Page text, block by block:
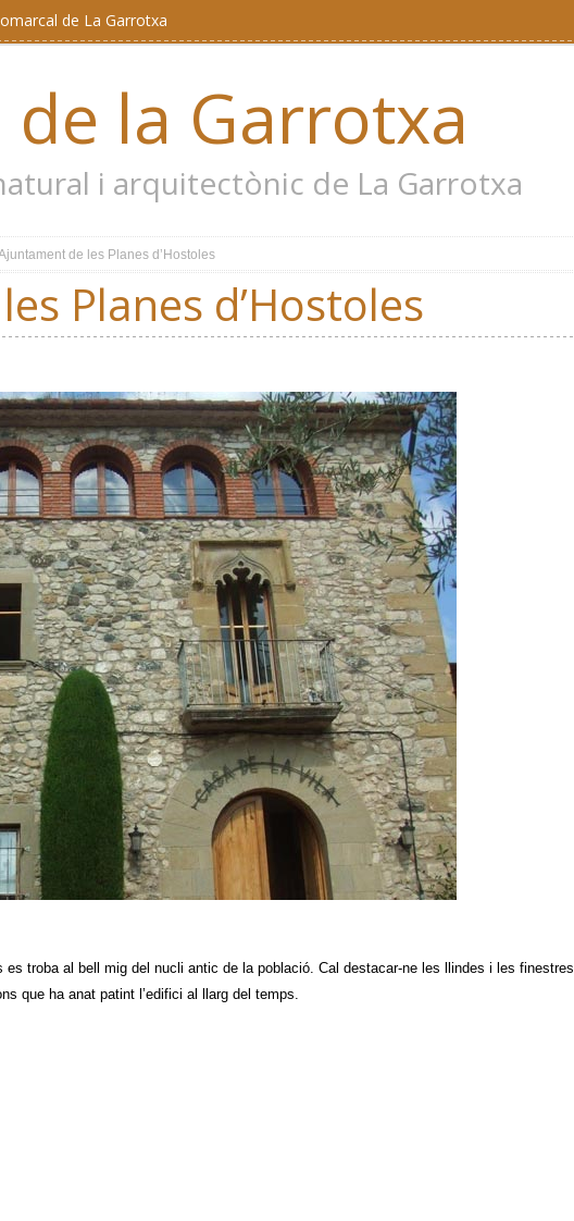
de La Garrotxa
la Garrotxa
i arquitectònic de La Garrotxa
de les Planes d’Hostoles
Planes d’Hostoles
es troba al bell mig del nucli antic de la població. Cal destacar-ne les llindes i les finestres
que ha anat patint l’edifici al llarg del temps.